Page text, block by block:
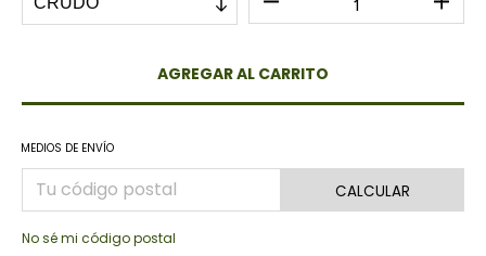
MEDIOS DE ENVÍO
CALCULAR
No sé mi código postal